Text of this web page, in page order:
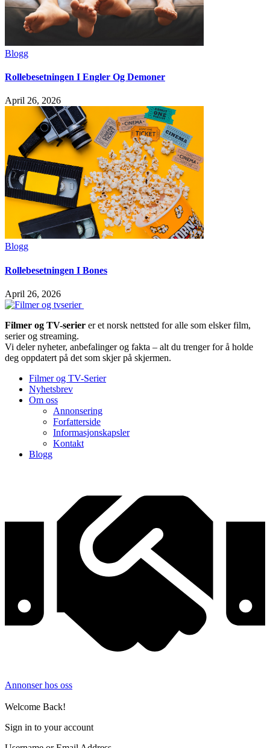
Blogg
Rollebesetningen I Engler Og Demoner
April 26, 2026
Blogg
Rollebesetningen I Bones
April 26, 2026
Filmer og TV-serier er et norsk nettsted for alle som elsker film,
serier og streaming.
Vi deler nyheter, anbefalinger og fakta – alt du trenger for å holde
deg oppdatert på det som skjer på skjermen.
Filmer og TV-Serier
Nyhetsbrev
Om oss
Annonsering
Forfatterside
Informasjonskapsler
Kontakt
Blogg
Annonser hos oss
Welcome Back!
Sign in to your account